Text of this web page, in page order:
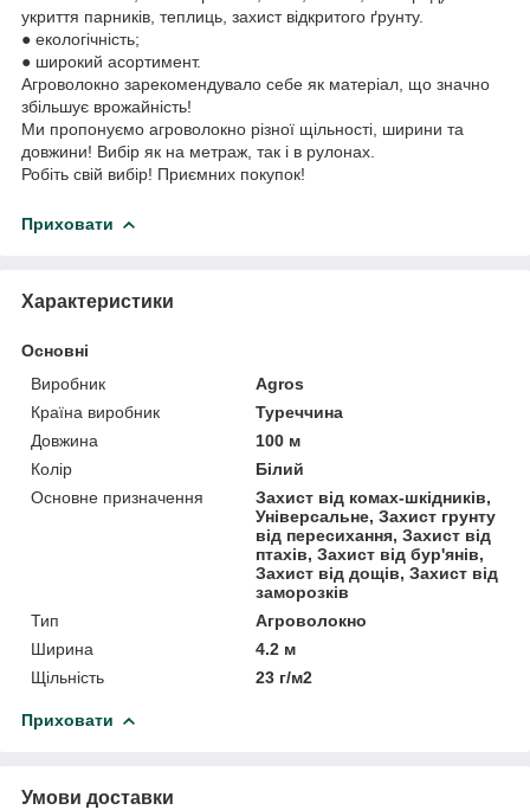
укриття парників, теплиць, захист відкритого ґрунту.
● екологічність;
● широкий асортимент.
Агроволокно зарекомендувало себе як матеріал, що значно
збільшує врожайність!
Ми пропонуємо агроволокно різної щільності, ширини та
довжини! Вибір як на метраж, так і в рулонах.
Робіть свій вибір! Приємних покупок!
Приховати
Характеристики
Основні
Виробник
Agros
Країна виробник
Туреччина
Довжина
100 м
Колір
Білий
Основне призначення
Захист від комах-шкідників,
Універсальне, Захист грунту
від пересихання, Захист від
птахів, Захист від бур'янів,
Захист від дощів, Захист від
заморозків
Тип
Агроволокно
Ширина
4.2 м
Щільність
23 г/м2
Приховати
Умови доставки